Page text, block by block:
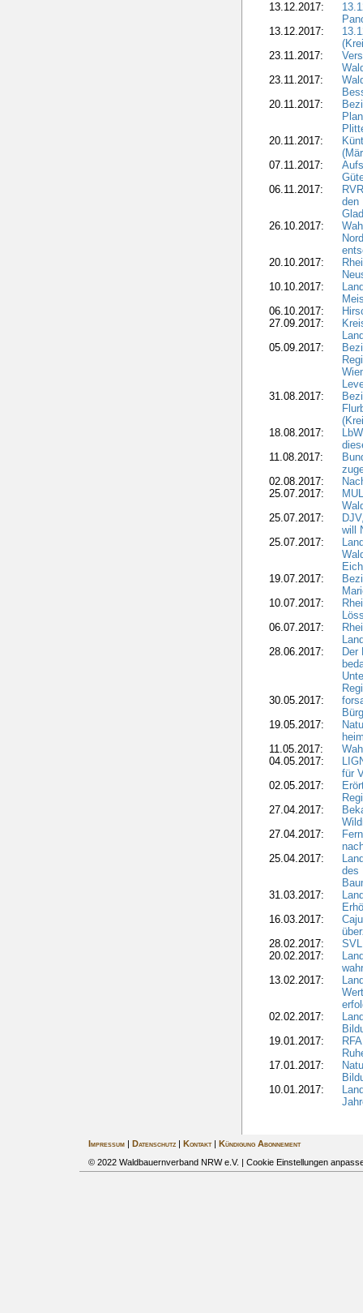
13.12.2017:
13.12.2017:
23.11.2017:
23.11.2017:
20.11.2017:
20.11.2017:
07.11.2017:
06.11.2017:
den
26.10.2017:
20.10.2017:
10.10.2017:
06.10.2017:
27.09.2017:
05.09.2017:
31.08.2017:
18.08.2017:
11.08.2017:
02.08.2017:
25.07.2017:
25.07.2017:
will
25.07.2017:
19.07.2017:
10.07.2017:
06.07.2017:
28.06.2017:
Der
30.05.2017:
19.05.2017:
11.05.2017:
04.05.2017:
für
02.05.2017:
27.04.2017:
27.04.2017:
25.04.2017:
des
31.03.2017:
16.03.2017:
28.02.2017:
20.02.2017:
13.02.2017:
02.02.2017:
19.01.2017:
17.01.2017:
10.01.2017:
Impressum| Datenschutz| Kontakt|
Kündigung Abonnement
© 2022 Waldbauernverband NRW e.V. | Cookie Einstellungen